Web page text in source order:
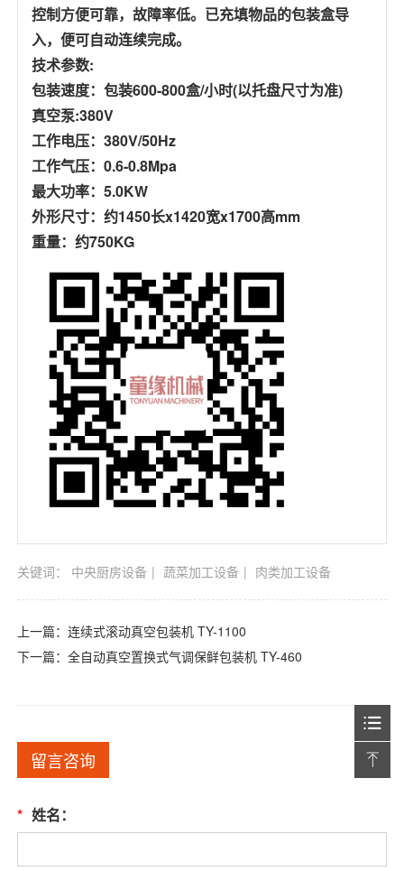
控制方便可靠，故障率低。已充填物品的包装盒导
入，便可自动连续完成。
技术参数:
包装速度：包装600-800盒/小时(以托盘尺寸为准)
真空泵:380V
工作电压：380V/50Hz
工作气压：0.6-0.8Mpa
最大功率：5.0KW
外形尺寸：约1450长x1420宽x1700高mm
重量：约750KG
关键词： 中央厨房设备 蔬菜加工设备 肉类加工设备
上一篇：连续式滚动真空包装机 TY-1100
下一篇：全自动真空置换式气调保鲜包装机 TY-460
留言咨询
* 姓名：